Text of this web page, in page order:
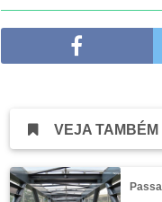
VEJA TAMBÉM